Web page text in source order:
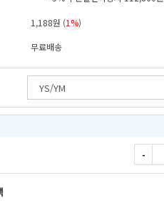
1,188원 (1%)
무료배송
-